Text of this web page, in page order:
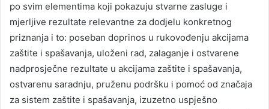
po svim elementima koji pokazuju stvarne zasluge i
mjerljive rezultate relevantne za dodjelu konkretnog
priznanja i to: poseban doprinos u rukovođenju akcijama
zaštite i spašavanja, uloženi rad, zalaganje i ostvarene
nadprosječne rezultate u akcijama zaštite i spašavanja,
ostvarenu saradnju, pruženu podršku i pomoć od značaja
za sistem zaštite i spašavanja, izuzetno uspješno